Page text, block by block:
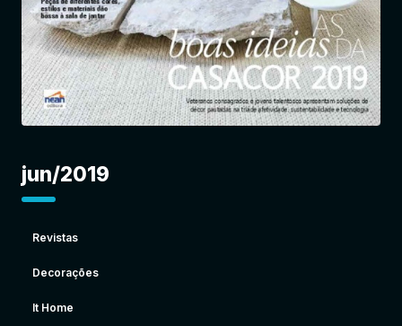
jun/2019
Revistas
Decorações
It Home